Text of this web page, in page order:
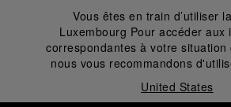
Vous êtes en train d’utiliser
Luxembourg Pour accéder aux
correspondantes à votre situation
nous vous recommandons
United States